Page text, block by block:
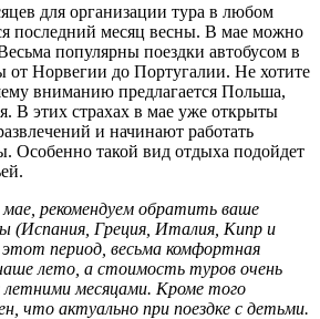
для организации тура в любом
последний месяц весны. В мае можно
популярны поездки автобусом в
Норвегии до Португалии. Не хотите
вниманию предлагается Польша,
В этих страхах в мае уже открыты
и начинают работать
Особенно такой вид отдыха подойдет
рекомендуем обратить ваше
(Испания, Греция, Италия, Кипр и
период, весьма комфортная
лето, а стоимость туров очень
летними месяцами. Кроме того
что актуально при поездке с детьми.